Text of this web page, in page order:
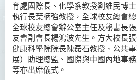
育處國際長、化學系教授劉維民博
執行長葉柄強教授，全球校友總會總
全球校友總會辦公室主任及秘書長
友會副會長楊鴻波先生。方大校長
健康科學院院長陳磊石教授、公共
展）助理總監、國際與中國內地事
等亦出席儀式。
感言分享